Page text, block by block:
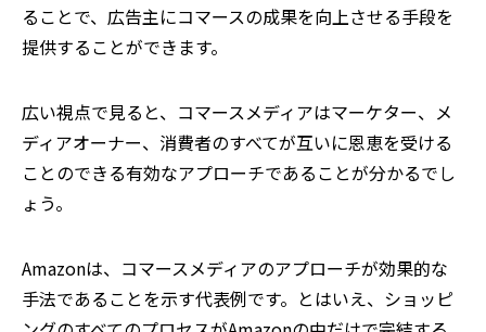
ることで、広告主にコマースの成果を向上させる手段を
提供することができます。
広い視点で見ると、コマースメディアはマーケター、メ
ディアオーナー、消費者のすべてが互いに恩恵を受ける
ことのできる有効なアプローチであることが分かるでし
ょう。
Amazonは、コマースメディアのアプローチが効果的な
手法であることを示す代表例です。とはいえ、ショッピ